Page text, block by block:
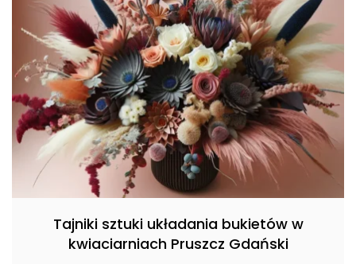
Tajniki sztuki układania bukietów w
kwiaciarniach Pruszcz Gdański